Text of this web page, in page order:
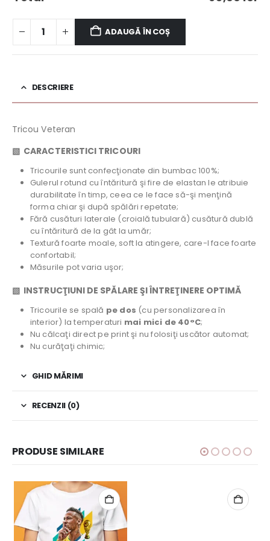
ADAUGĂ ÎN COȘ
DESCRIERE
Tricou Veteran
▧ CARACTERISTICI TRICOURI
Tricourile sunt confecţionate din bumbac 100%;
Gulerul rotund cu întăritură şi fire de elastan le atribuie
durabilitate în timp, ceea ce le face să-şi menţină
forma chiar şi după spălări repetate;
Fără cusături laterale (croială tubulară) cusătură dublă
cu întăritură de la gât la umăr;
Textură foarte moale, soft la atingere, care-l face foarte
confortabil;
Măsurile pot varia uşor;
▧ INSTRUCŢIUNI DE SPĂLARE ŞI ÎNTREŢINERE OPTIMĂ
Tricourile se spală pe dos (cu personalizarea în
interior) la temperaturi mai mici de 40°C;
Nu călcaţi direct pe print şi nu folosiţi uscător automat;
Nu curăţaţi chimic;
GHID MĂRIMI
RECENZII (0)
PRODUSE SIMILARE